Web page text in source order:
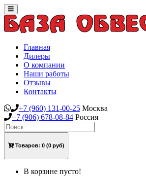
Toggle
navigation
Главная
Дилеры
О компании
Наши работы
Отзывы
Контакты
+7 (960) 131-00-25 Москва
+7 (906) 678-08-84 Россия
Товаров: 0 (0 руб)
В корзине пусто!